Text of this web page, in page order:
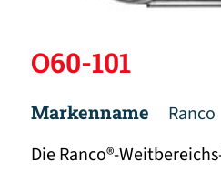
O60-101
Markenname
Ranco
Die Ranco®-